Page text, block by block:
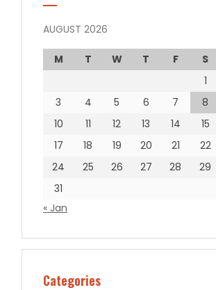
AUGUST 2026
M T W T F S
1
3
4 5 6 7 8
10
11 12 13 14 15
17
18 19 20 21 22
24
25 26 27 28 29
31
« Jan
Categories